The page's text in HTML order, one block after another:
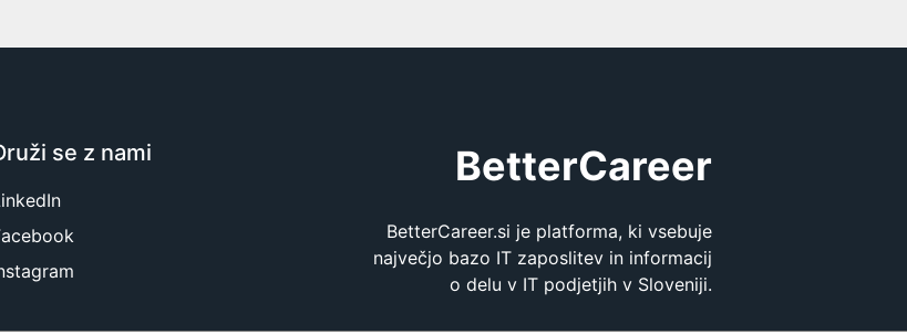
se z nami BetterCareer
BetterCareer.si je platforma, ki vsebuje
največjo bazo IT zaposlitev in informacij
o delu v IT podjetjih v Sloveniji.